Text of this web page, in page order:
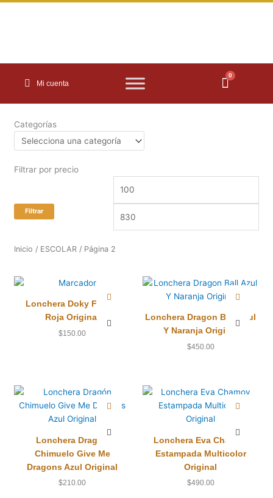
Mi cuenta
0
Carrito
Categorías
Filtrar por precio
mínimo
Filtrar
Inicio / ESCOLAR / Página 2
Lonchera Doky Futbol
Roja Original
$150.00
Lonchera Dragon Ball Azul
Y Naranja Original
$450.00
Lonchera Dragón
Chimuelo Give Me
Dragons Azul Original
$210.00
Lonchera Eva Chamoy
Estampada Multicolor
Original
$490.00